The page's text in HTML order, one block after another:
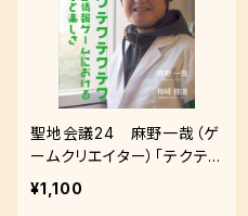
聖地会議24 麻野一哉（ゲ
ームクリエイター）「テクテ
クテクテク 位置情報ゲーム
における安心と楽しさ」
¥1,100